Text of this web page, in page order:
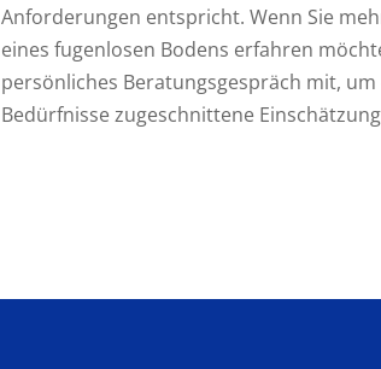
Anforderungen entspricht. Wenn Sie
eines fugenlosen Bodens erfahren
persönliches Beratungsgespräch mit,
Bedürfnisse zugeschnittene